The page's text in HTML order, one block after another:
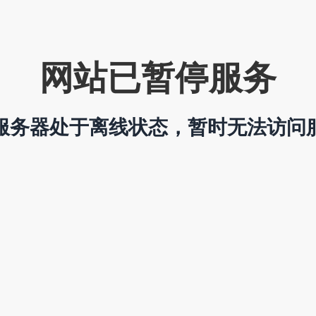
网站已暂停服务
务器处于离线状态，暂时无法访问